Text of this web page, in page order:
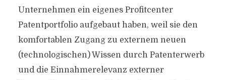
Unternehmen ein eigenes Profitcenter
Patentportfolio aufgebaut haben, weil sie den
komfortablen Zugang zu externem neuen
(technologischen) Wissen durch Patenterwerb
und die Einnahmerelevanz externer